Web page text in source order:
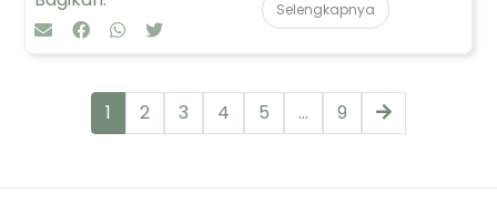
Selengkapnya
1 2 3 4 5 ... 9